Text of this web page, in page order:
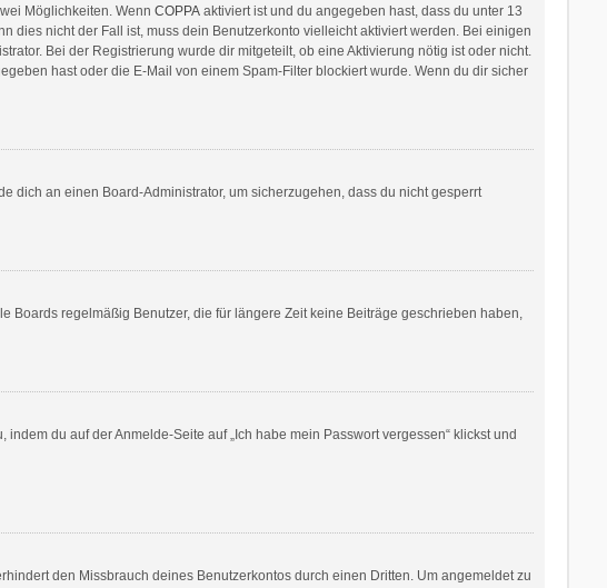
Möglichkeiten. Wenn COPPAaktiviert ist und du angegeben hast, dass du unter 13
dies nicht der Fall ist, muss dein Benutzerkonto vielleicht aktiviert werden. Bei einigen
Bei der Registrierung wurde dir mitgeteilt, ob eine Aktivierung nötig ist oder nicht.
hast oder die E-Mail von einem Spam-Filter blockiert wurde. Wenn du dir sicher
dich an einen Board-Administrator, um sicherzugehen, dass du nicht gesperrt
Boards regelmäßig Benutzer, die für längere Zeit keine Beiträge geschrieben haben,
du auf der Anmelde-Seite auf „Ich habe mein Passwort vergessen“ klickst und
den Missbrauch deines Benutzerkontos durch einen Dritten. Um angemeldet zu